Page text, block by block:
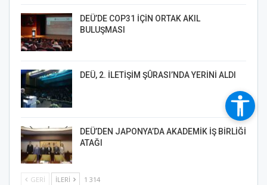
DEÜ’DE COP31 İÇİN ORTAK AKIL
BULUŞMASI
DEÜ, 2. İLETİŞİM ŞÛRASI’NDA YERİNİ ALDI
DEÜ’DEN JAPONYA’DA AKADEMİK İŞ BİRLİĞİ
ATAĞI
GERI İLERI 1 314